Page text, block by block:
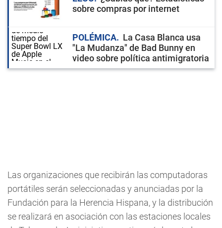
sobre compras por internet
POLÉMICA
La Casa Blanca usa
"La Mudanza" de Bad Bunny en
video sobre política antimigratoria
Las organizaciones que recibirán las computadoras
portátiles serán seleccionadas y anunciadas por la
Fundación para la Herencia Hispana, y la distribución
se realizará en asociación con las estaciones locales